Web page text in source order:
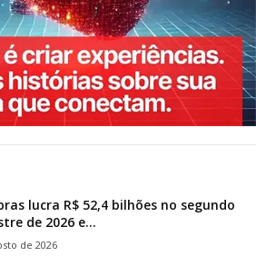
lucra R$ 52,4 bilhões no segundo
de 2026 e...
de 2026